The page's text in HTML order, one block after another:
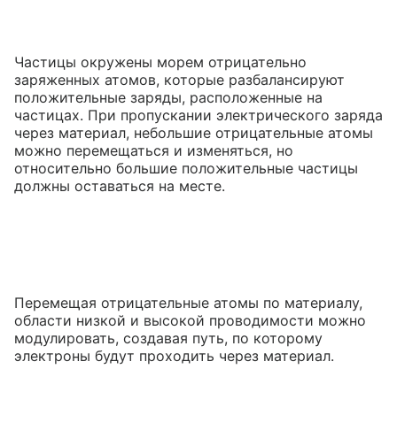
Частицы окружены морем отрицательно
заряженных атомов, которые разбалансируют
положительные заряды, расположенные на
частицах. При пропускании электрического заряда
через материал, небольшие отрицательные атомы
можно перемещаться и изменяться, но
относительно большие положительные частицы
должны оставаться на месте.
Перемещая отрицательные атомы по материалу,
области низкой и высокой проводимости можно
модулировать, создавая путь, по которому
электроны будут проходить через материал.